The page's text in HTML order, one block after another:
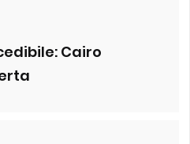
Cairo